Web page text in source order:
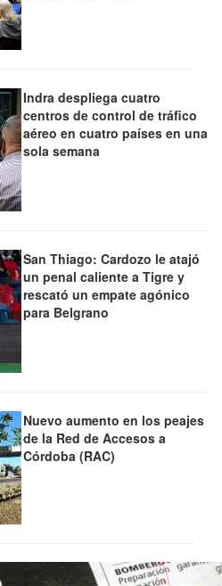
Indra despliega cuatro
centros de control de tráfico
aéreo en cuatro países en una
sola semana
San Thiago: Cardozo le atajó
un penal caliente a Tigre y
rescató un empate agónico
para Belgrano
Nuevo aumento en los peajes
de la Red de Accesos a
Córdoba (RAC)